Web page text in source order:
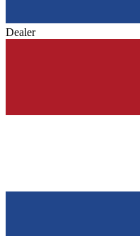
Dealer